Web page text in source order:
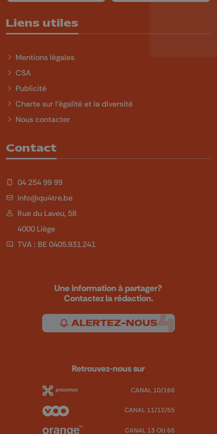
Liens utiles
Mentions légales
CSA
Publicité
Charte sur l'égalité et la diversité
Nous contacter
Contact
04 254 99 99
info@qu4tre.be
Rue du Laveu, 58
4000 Liège
TVA : BE 0405.931.241
Une information à partager?
Contactez la rédaction.
ALERTEZ-NOUS
Retrouvez-nous sur
CANAL 10/166
CANAL 11/12/55
CANAL 13 OU 65